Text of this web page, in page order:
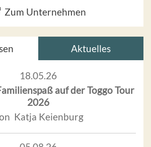
Zum Unternehmen
Aktuelles
18.05.26
auf der Toggo Tour
2026
Katja Keienburg